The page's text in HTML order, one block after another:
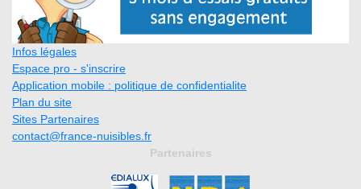
Infos légales
Espace pro - s'inscrire
Application mobile : politique de confidentialite
Plan du site
Sites Partenaires
contact@france-nuisibles.fr
Partenaires